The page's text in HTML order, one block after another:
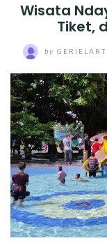
Wisata
Tiket,
by GERIELART
SENI KERAJINAN
INFO GAMES
MOVIES REVIEW